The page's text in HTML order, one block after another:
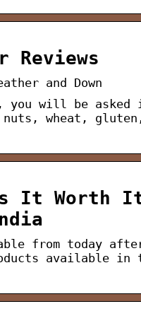
Reviews
and Down
you will be
wheat,
Is It Worth
from today
available in